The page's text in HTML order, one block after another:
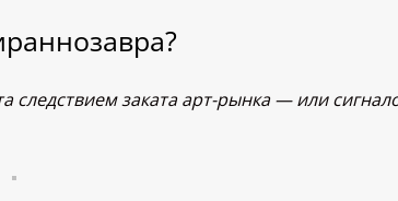
следствием заката арт-рынка — или